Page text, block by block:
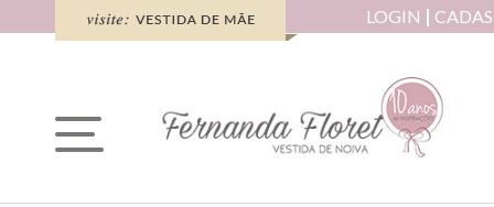
LOGIN